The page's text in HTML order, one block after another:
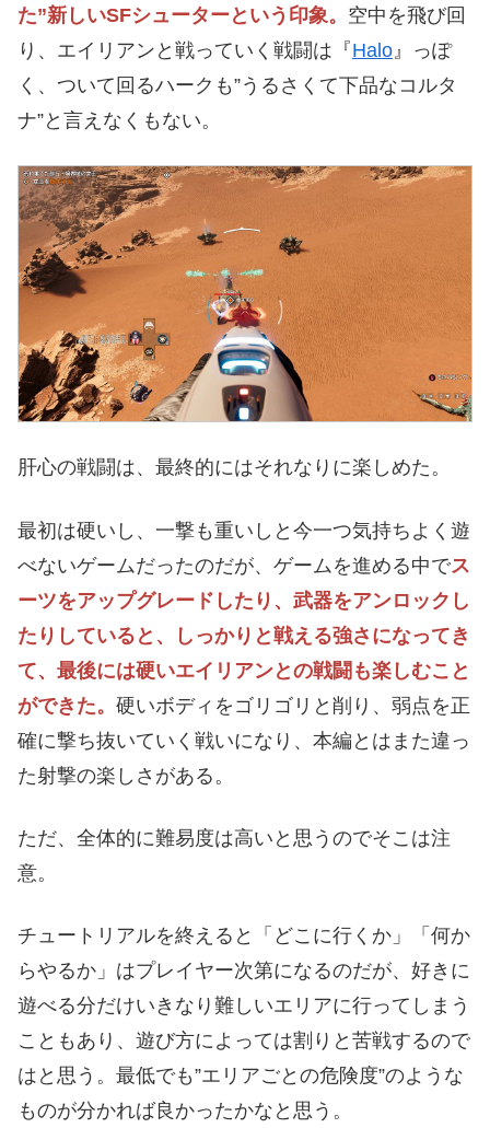
た”新しいSFシューターという印象。 空中を飛び回
り、エイリアンと戦っていく戦闘は『Halo』っぽ
く、ついて回るハークも”うるさくて下品なコルタ
ナ”と言えなくもない。
肝心の戦闘は、最終的にはそれなりに楽しめた。
最初は硬いし、一撃も重いしと今一つ気持ちよく遊
べないゲームだったのだが、ゲームを進める中でス
ーツをアップグレードしたり、武器をアンロックし
たりしていると、しっかりと戦える強さになってき
て、最後には硬いエイリアンとの戦闘も楽しむこと
ができた。 硬いボディをゴリゴリと削り、弱点を正
確に撃ち抜いていく戦いになり、本編とはまた違っ
た射撃の楽しさがある。
ただ、全体的に難易度は高いと思うのでそこは注
意。
チュートリアルを終えると「どこに行くか」「何か
らやるか」はプレイヤー次第になるのだが、好きに
遊べる分だけいきなり難しいエリアに行ってしまう
こともあり、遊び方によっては割りと苦戦するので
はと思う。最低でも”エリアごとの危険度”のような
ものが分かれば良かったかなと思う。